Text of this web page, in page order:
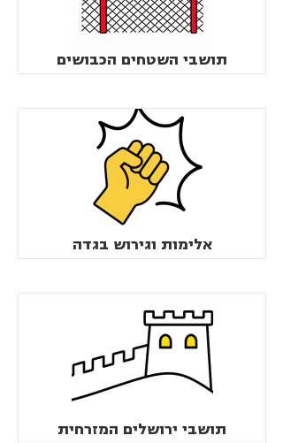
תושבי השטחים הכבושים
אלימות וגירוש בגדה
תושבי ירושלים המזרחית